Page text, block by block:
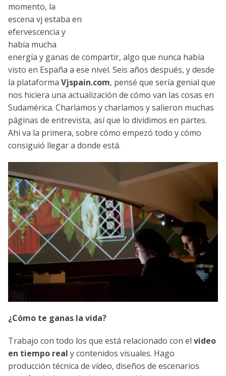
momento, la
escena vj estaba en
efervescencia y
había mucha
energía y ganas de compartir, algo que nunca había
visto en España a ese nivel. Seis años después, y desde
la plataforma Vjspain.com, pensé que sería genial que
nos hiciera una actualización de cómo van las cosas en
Sudamérica. Charlamos y charlamos y salieron muchas
páginas de entrevista, así que lo dividimos en partes.
Ahí va la primera, sobre cómo empezó todo y cómo
consiguió llegar a donde está.
¿Cómo te ganas la vida?
Trabajo con todo los que está relacionado con el video
en tiempo real y contenidos visuales. Hago
producción técnica de vídeo, diseños de escenarios